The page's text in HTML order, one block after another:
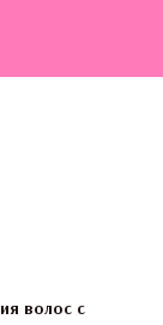
волос с